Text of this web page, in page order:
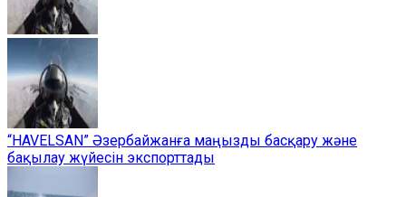
“HAVELSAN” Әзербайжанға маңызды басқару және
бақылау жүйесін экспорттады